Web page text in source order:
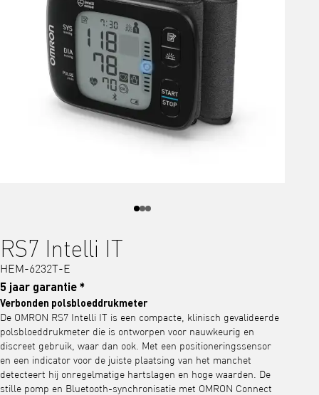
RS7 Intelli IT
HEM-6232T-E
5 jaar garantie *
Verbonden polsbloeddrukmeter
De OMRON RS7 Intelli IT is een compacte, klinisch gevalideerde
polsbloeddrukmeter die is ontworpen voor nauwkeurig en
discreet gebruik, waar dan ook. Met een positioneringssensor
en een indicator voor de juiste plaatsing van het manchet
detecteert hij onregelmatige hartslagen en hoge waarden. De
stille pomp en Bluetooth-synchronisatie met OMRON Connect